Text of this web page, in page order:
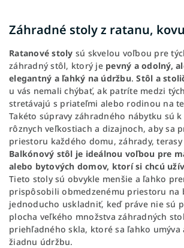
Záhradné stoly z ratanu,
Ratanové stoly sú skvelou voľbou pre
záhradný stôl, ktorý je pevný a odolný,
elegantný a ľahký na údržbu.Stôl a
u vás nemali chýbať, ak patríte medzi
stretávajú s priateľmi alebo rodinou na
Takéto súpravy záhradného nábytku sú
rôznych veľkostiach a dizajnoch, aby sa
priestoru každého domu, záhrady,
Balkónový stôl je ideálnou voľbou pre
alebo bytových domov, ktorí si chcú
Tieto stoly sú obvykle menšie a ľahko
prispôsobili obmedzenému priestoru na
jednoducho uskladniť, keď práve nie sú
plocha veľkého množstva záhradných
priehľadného skla, ktoré sa ľahko umýva
žiadnu údržbu.